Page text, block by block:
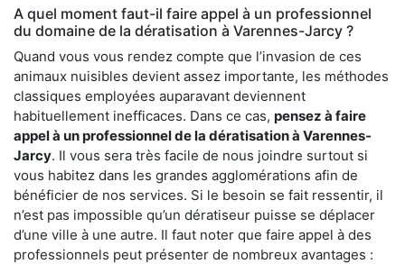
A quel moment faut-il faire appel à un professionnel
du domaine de la dératisation à Varennes-Jarcy ?
Quand vous vous rendez compte que l’invasion de ces
animaux nuisibles devient assez importante, les méthodes
classiques employées auparavant deviennent
habituellement inefficaces. Dans ce cas, pensez à faire
appel à un professionnel de la dératisation à Varennes-
Jarcy. Il vous sera très facile de nous joindre surtout si
vous habitez dans les grandes agglomérations afin de
bénéficier de nos services. Si le besoin se fait ressentir, il
n’est pas impossible qu’un dératiseur puisse se déplacer
d’une ville à une autre. Il faut noter que faire appel à des
professionnels peut présenter de nombreux avantages :